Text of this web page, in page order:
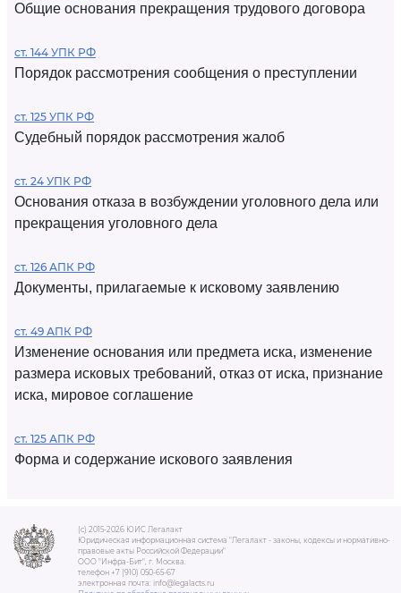
Общие основания прекращения трудового договора
ст. 144 УПК РФ
Порядок рассмотрения сообщения о преступлении
ст. 125 УПК РФ
Судебный порядок рассмотрения жалоб
ст. 24 УПК РФ
Основания отказа в возбуждении уголовного дела или
прекращения уголовного дела
ст. 126 АПК РФ
Документы, прилагаемые к исковому заявлению
ст. 49 АПК РФ
Изменение основания или предмета иска, изменение
размера исковых требований, отказ от иска, признание
иска, мировое соглашение
ст. 125 АПК РФ
Форма и содержание искового заявления
(c) 2015-2026 ЮИС Легалакт
Юридическая информационная система "Легалакт - законы, кодексы и нормативно-
правовые акты Российской Федерации"
ООО "Инфра-Бит", г. Москва.
телефон +7 (910) 050-65-67
электронная почта: info@legalacts.ru